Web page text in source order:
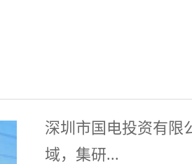
深圳市国电投资有限
域，集研...